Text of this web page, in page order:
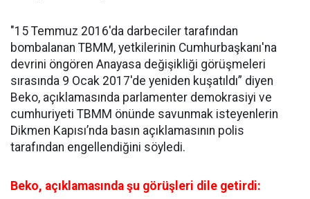
"15 Temmuz 2016'da darbeciler tarafından
bombalanan TBMM, yetkilerinin Cumhurbaşkanı'na
devrini öngören Anayasa değişikliği görüşmeleri
sırasında 9 Ocak 2017'de yeniden kuşatıldı” diyen
Beko, açıklamasında parlamenter demokrasiyi ve
cumhuriyeti TBMM önünde savunmak isteyenlerin
Dikmen Kapısı’nda basın açıklamasının polis
tarafından engellendiğini söyledi.
Beko, açıklamasında şu görüşleri dile getirdi: